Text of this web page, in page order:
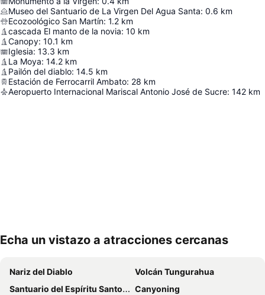
Museo del Santuario de La Virgen Del Agua Santa: 0.6 km
Ecozoológico San Martín: 1.2 km
cascada El manto de la novia: 10 km
Canopy: 10.1 km
Iglesia: 13.3 km
La Moya: 14.2 km
Pailón del diablo: 14.5 km
Estación de Ferrocarril Ambato: 28 km
Aeropuerto Internacional Mariscal Antonio José de Sucre: 142 km
Echa un vistazo a atracciones cercanas
Nariz del Diablo
Volcán Tungurahua
Santuario del Espíritu Santo y de Nuestra Señora de Guadalupe
Canyoning